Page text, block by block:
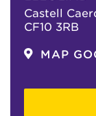
Castell
CF10 3RB
MAP